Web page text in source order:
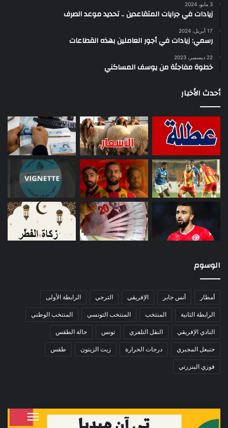
3 مايو، 2024
زيادات في جرايات المتقاعدين .. تحديد موعد الصرف
17 أبريل، 2024
رسمي: زيادات في أجور العاملين بهذه القطاعات
22 ديسمبر، 2023
خطوة مفاجئة من يوسف المساكني
أحدث الأخبار
الوسوم
أمطار أنس جابر الإفريقي الترجي الرابطة الأولى
الرابطة الثانية المنتخب المنتخب التونسي المنتخب الوطني
النادي الإفريقي النقل التلفزي تونس حالة الطقس
حنبعل المجبري درجات الحرارة زيت الزيتون طقس
فوزي البنزرتي